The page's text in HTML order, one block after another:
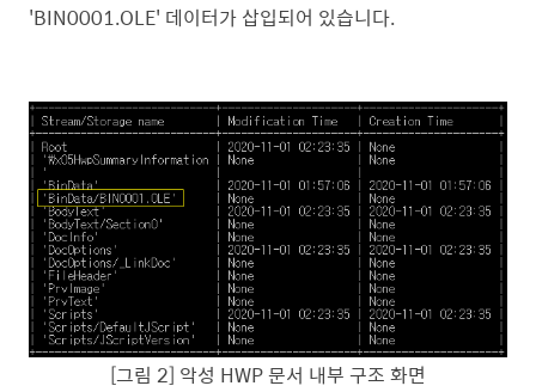
'BIN0001.OLE' 데이터가 삽입되어 있습니다.
[그림 2] 악성 HWP 문서 내부 구조 화면